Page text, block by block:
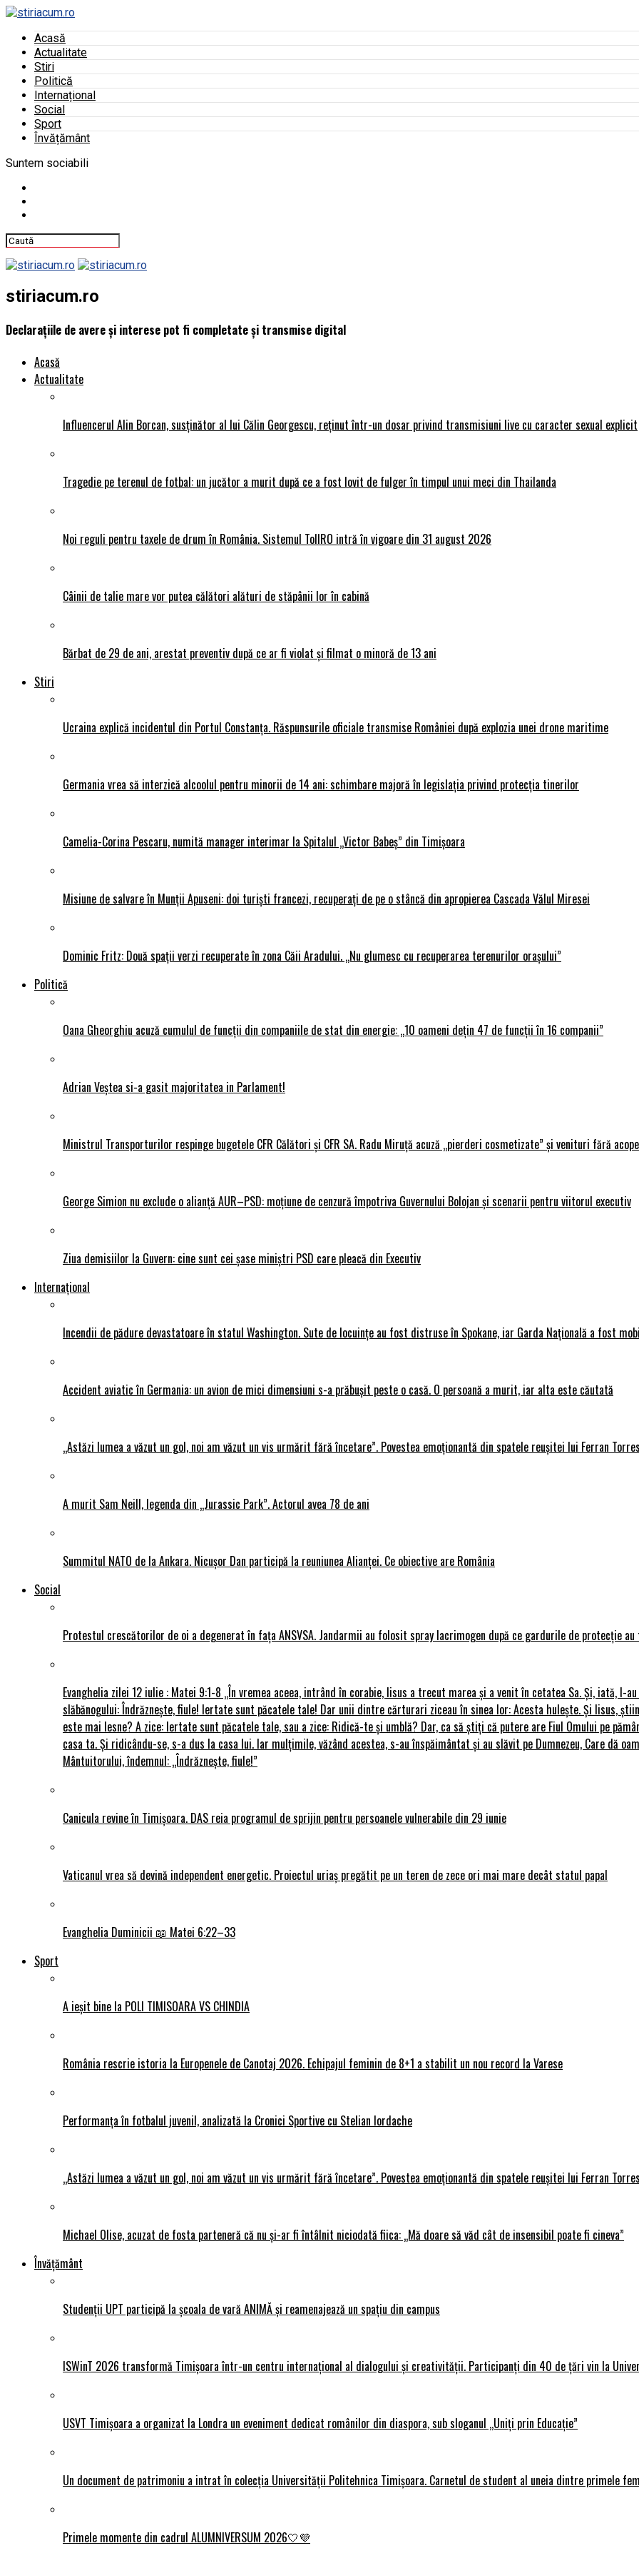
Acasă
Actualitate
Stiri
Politică
Internațional
Social
Sport
Învățământ
Suntem sociabili
stiriacum.ro
Declaraţiile de avere şi interese pot fi completate şi transmise digital
Acasă
Actualitate
Influencerul Alin Borcan, susținător al lui Călin Georgescu, reținut într-un dosar privind transmisiuni live cu caracter sexual explicit
Tragedie pe terenul de fotbal: un jucător a murit după ce a fost lovit de fulger în timpul unui meci din Thailanda
Noi reguli pentru taxele de drum în România. Sistemul TollRO intră în vigoare din 31 august 2026
Câinii de talie mare vor putea călători alături de stăpânii lor în cabină
Bărbat de 29 de ani, arestat preventiv după ce ar fi violat și filmat o minoră de 13 ani
Stiri
Ucraina explică incidentul din Portul Constanța. Răspunsurile oficiale transmise României după explozia unei drone maritime
Germania vrea să interzică alcoolul pentru minorii de 14 ani: schimbare majoră în legislația privind protecția tinerilor
Camelia-Corina Pescaru, numită manager interimar la Spitalul „Victor Babeș” din Timișoara
Misiune de salvare în Munții Apuseni: doi turiști francezi, recuperați de pe o stâncă din apropierea Cascada Vălul Miresei
Dominic Fritz: Două spații verzi recuperate în zona Căii Aradului. „Nu glumesc cu recuperarea terenurilor orașului”
Politică
Oana Gheorghiu acuză cumulul de funcții din companiile de stat din energie: „10 oameni dețin 47 de funcții în 16 companii”
Adrian Veștea si-a gasit majoritatea in Parlament!
Ministrul Transporturilor respinge bugetele CFR Călători și CFR SA. Radu Miruță acuză „pierderi cosmetizate” și venituri fără
George Simion nu exclude o alianță AUR–PSD: moțiune de cenzură împotriva Guvernului Bolojan și scenarii pentru viitorul executiv
Ziua demisiilor la Guvern: cine sunt cei șase miniștri PSD care pleacă din Executiv
Internațional
Incendii de pădure devastatoare în statul Washington. Sute de locuințe au fost distruse în Spokane, iar Garda Națională a fost
Accident aviatic în Germania: un avion de mici dimensiuni s-a prăbușit peste o casă. O persoană a murit, iar alta este căutată
„Astăzi lumea a văzut un gol, noi am văzut un vis urmărit fără încetare”. Povestea emoționantă din spatele reușitei lui Ferran
A murit Sam Neill, legenda din „Jurassic Park”. Actorul avea 78 de ani
Summitul NATO de la Ankara. Nicușor Dan participă la reuniunea Alianței. Ce obiective are România
Social
Protestul crescătorilor de oi a degenerat în fața ANSVSA. Jandarmii au folosit spray lacrimogen după ce gardurile de protecție
Evanghelia zilei 12 iulie : Matei 9:1-8 „În vremea aceea, intrând în corabie, Iisus a trecut marea și a venit în cetatea Sa. Și, iată, I-
slăbănogului: Îndrăznește, fiule! Iertate sunt păcatele tale! Dar unii dintre cărturari ziceau în sinea lor: Acesta hulește. Și Iisus,
este mai lesne? A zice: Iertate sunt păcatele tale, sau a zice: Ridică-te și umblă? Dar, ca să știți că putere are Fiul Omului pe
casa ta. Și ridicându-se, s-a dus la casa lui. Iar mulțimile, văzând acestea, s-au înspăimântat și au slăvit pe Dumnezeu, Care dă
Mântuitorului, îndemnul: „Îndrăznește, fiule!”
Canicula revine în Timișoara. DAS reia programul de sprijin pentru persoanele vulnerabile din 29 iunie
Vaticanul vrea să devină independent energetic. Proiectul uriaș pregătit pe un teren de zece ori mai mare decât statul papal
Evanghelia Duminicii 📖 Matei 6:22–33
Sport
A ieșit bine la POLI TIMISOARA VS CHINDIA
România rescrie istoria la Europenele de Canotaj 2026. Echipajul feminin de 8+1 a stabilit un nou record la Varese
Performanța în fotbalul juvenil, analizată la Cronici Sportive cu Stelian Iordache
„Astăzi lumea a văzut un gol, noi am văzut un vis urmărit fără încetare”. Povestea emoționantă din spatele reușitei lui Ferran
Michael Olise, acuzat de fosta parteneră că nu și-ar fi întâlnit niciodată fiica: „Mă doare să văd cât de insensibil poate fi cineva”
Învățământ
Studenții UPT participă la școala de vară ANIMĂ și reamenajează un spațiu din campus
ISWinT 2026 transformă Timișoara într-un centru internațional al dialogului și creativității. Participanți din 40 de țări vin la
USVT Timișoara a organizat la Londra un eveniment dedicat românilor din diaspora, sub sloganul „Uniți prin Educație”
Un document de patrimoniu a intrat în colecția Universității Politehnica Timișoara. Carnetul de student al uneia dintre primele
Primele momente din cadrul ALUMNIVERSUM 2026🤍💜